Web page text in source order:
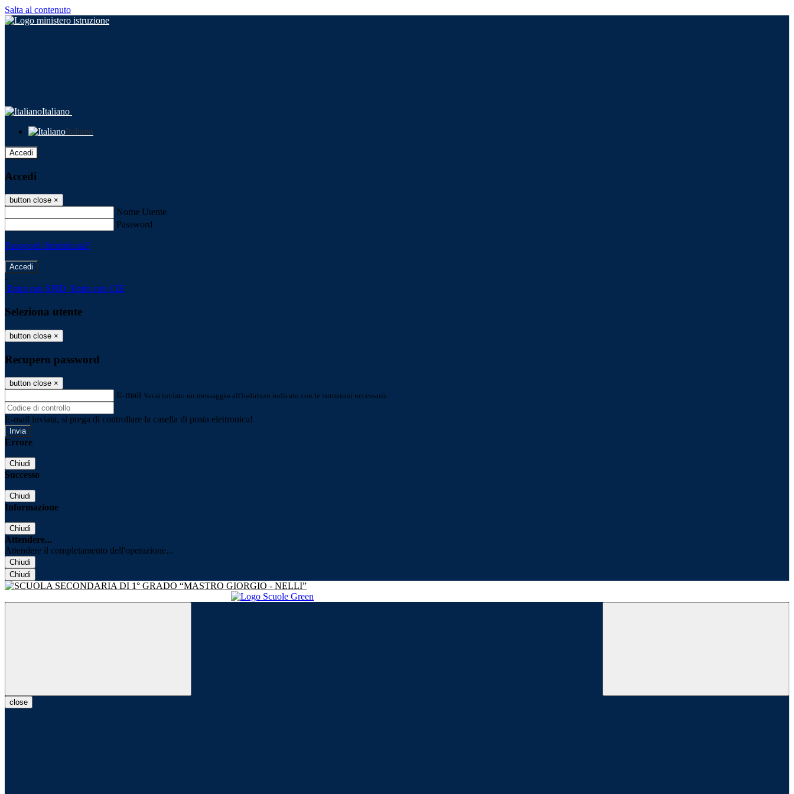
Salta al contenuto
Italiano
Italiano
Accedi
Accedi
button close ×
Nome Utente
Password
Password dimenticata?
-
Entra con SPID Entra con CIE
Seleziona utente
button close ×
Recupero password
button close ×
E-mail Verrà inviato un messaggio all'indirizzo indicato con le istruzioni necessarie.
E-mail inviata, si prega di controllare la casella di posta elettronica!
Errore
Chiudi
Successo
Chiudi
Informazione
Chiudi
Attendere...
Attendere il completamento dell'operazione...
Chiudi
Chiudi
close